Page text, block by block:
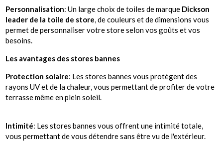
Personnalisation: Un large choix de toiles de marque Dickson
leader de la toile de store, de couleurs et de dimensions vous
permet de personnaliser votre store selon vos goûts et vos
besoins.
Les avantages des stores bannes
Protection solaire: Les stores bannes vous protègent des
rayons UV et de la chaleur, vous permettant de profiter de votre
terrasse même en plein soleil.
Intimité: Les stores bannes vous offrent une intimité totale,
vous permettant de vous détendre sans être vu de l'extérieur.